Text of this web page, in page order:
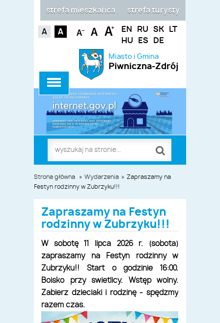
Miasto i Gmina
Piwniczna-Zdrój
EN RU SK
LT
HU
ES DE
strefa turysty
strefa mieszkańca
Strona główna » Wydarzenia » Zapraszamy na
Festyn rodzinny w Zubrzyku!!!
Zapraszamy na Festyn
rodzinny w Zubrzyku!!!
W sobotę 11 lipca 2026 r. (sobota)
zapraszamy na Festyn rodzinny w
Zubrzyku!! Start o godzinie 16:00.
Boisko przy świetlicy. Wstęp wolny.
Zabierz dzieciaki i rodzinę - spędźmy
razem czas.